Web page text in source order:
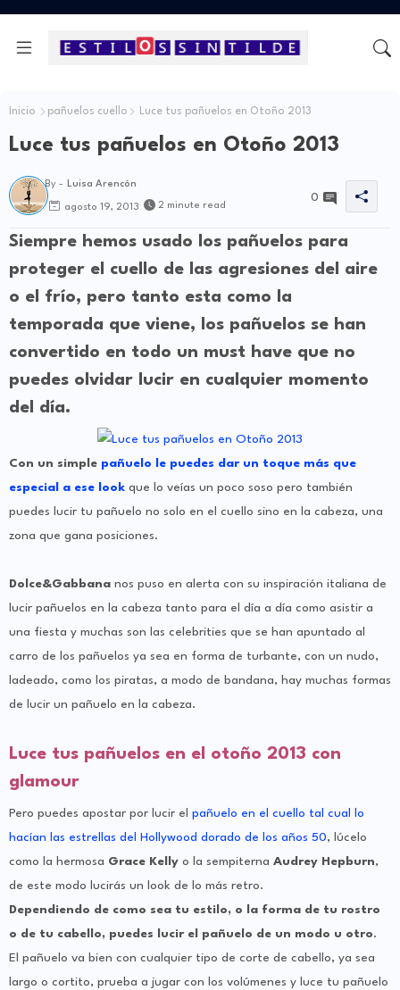
Inicio pañuelos cuello Luce tus pañuelos en Otoño 2013
Luce tus pañuelos en Otoño 2013
By - Luisa Arencón
agosto 19, 2013 2 minute read
0
Siempre hemos usado los pañuelos para
proteger el cuello de las agresiones del aire
o el frío, pero tanto esta como la
temporada que viene, los pañuelos se han
convertido en todo un must have que no
puedes olvidar lucir en cualquier momento
del día.
Con un simple pañuelo le puedes dar un toque más que
especial a ese look que lo veías un poco soso pero también
puedes lucir tu pañuelo no solo en el cuello sino en la cabeza, una
zona que gana posiciones.
Dolce&Gabbana nos puso en alerta con su inspiración italiana de
lucir pañuelos en la cabeza tanto para el día a día como asistir a
una fiesta y muchas son las celebrities que se han apuntado al
carro de los pañuelos ya sea en forma de turbante, con un nudo,
ladeado, como los piratas, a modo de bandana, hay muchas formas
de lucir un pañuelo en la cabeza.
Luce tus pañuelos en el otoño 2013 con
glamour
Pero puedes apostar por lucir el pañuelo en el cuello tal cual lo
hacían las estrellas del Hollywood dorado de los años 50, lúcelo
como la hermosa Grace Kelly o la sempiterna Audrey Hepburn,
de este modo lucirás un look de lo más retro.
Dependiendo de como sea tu estilo, o la forma de tu rostro
o de tu cabello, puedes lucir el pañuelo de un modo u otro.
El pañuelo va bien con cualquier tipo de corte de cabello, ya sea
largo o cortito, prueba a jugar con los volúmenes y luce tu pañuelo